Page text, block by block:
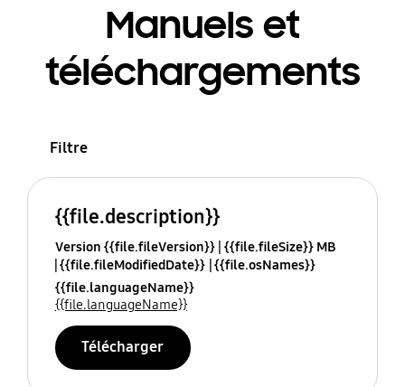
Manuels et
téléchargements
Filtre
{{file.description}}
Version {{file.fileVersion}} {{file.fileSize}} MB
{{file.fileModifiedDate}} {{file.osNames}}
{{file.languageName}}
{{file.languageName}}
Télécharger